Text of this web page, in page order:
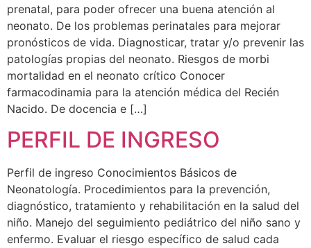
prenatal, para poder ofrecer una buena atención al
neonato. De los problemas perinatales para mejorar
pronósticos de vida. Diagnosticar, tratar y/o prevenir las
patologías propias del neonato. Riesgos de morbi
mortalidad en el neonato crítico Conocer
farmacodinamia para la atención médica del Recién
Nacido. De docencia e […]
PERFIL DE INGRESO
Perfil de ingreso Conocimientos Básicos de
Neonatología. Procedimientos para la prevención,
diagnóstico, tratamiento y rehabilitación en la salud del
niño. Manejo del seguimiento pediátrico del niño sano y
enfermo. Evaluar el riesgo específico de salud cada